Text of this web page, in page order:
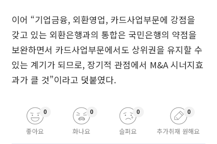
이어 “기업금융, 외환영업, 카드사업부문에 강점을
갖고 있는 외환은행과의 통합은 국민은행의 약점을
보완하면서 카드사업부문에서도 상위권을 유지할 수
있는 계기가 되므로, 장기적 관점에서 M&A 시너지효
과가 클 것”이라고 덧붙였다.
좋아요
0
화나요
0
슬퍼요
0
추가취재 원해요
0